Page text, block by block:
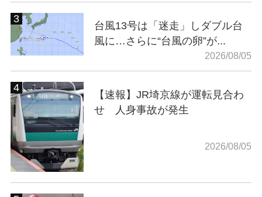
台風13号は「迷走」しダブル台
風に…さらに“台風の卵”が...
2026/08/05
【速報】JR埼京線が運転見合わ
せ 人身事故が発生
2026/08/05